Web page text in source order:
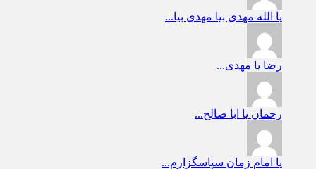
یا الله مهدی بیا مهدی بیا...
رضا یا مهدی...
رحمان یا ابا صالح...
یا امام زمان سپاسگزارم...